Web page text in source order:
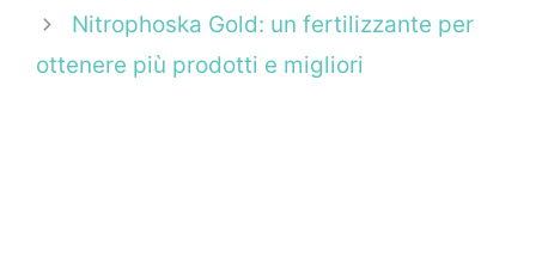
Nitrophoska Gold: un fertilizzante per
ottenere più prodotti e migliori